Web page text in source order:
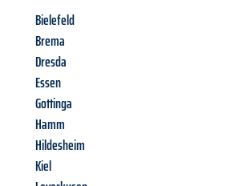
Bielefeld
Brema
Dresda
Essen
Gottinga
Hamm
Hildesheim
Kiel